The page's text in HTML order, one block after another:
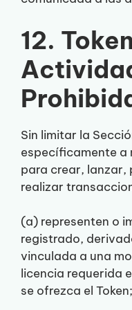
12.
Sin limitar la
específicamente a
para crear, lanzar,
realizar
(a) representen o
registrado,
vinculada a una
licencia requerida
se ofrezca el Token;